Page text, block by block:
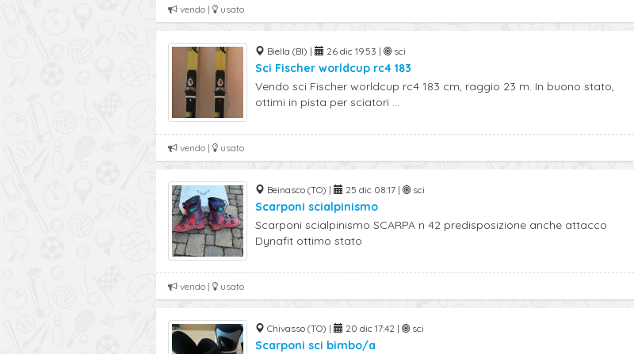
vendo | usato
Biella (BI) | 26 dic 19:53 | sci
Sci Fischer worldcup rc4 183
Vendo sci Fischer worldcup rc4 183 cm, raggio 23 m. In buono stato,
ottimi in pista per sciatori ...
vendo | usato
Beinasco (TO) | 25 dic 08:17 | sci
Scarponi scialpinismo
Scarponi scialpinismo SCARPA n 42 predisposizione anche attacco
Dynafit ottimo stato
vendo | usato
Chivasso (TO) | 20 dic 17:42 | sci
Scarponi sci bimbo/a